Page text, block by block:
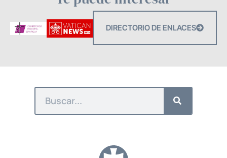
DIRECTORIO DE ENLACES